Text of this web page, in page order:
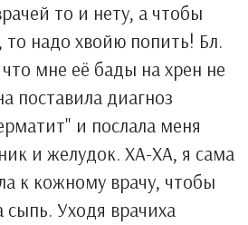
то и нету, а чтобы
надо хвойю попить! Бл.
что мне её бады на хрен не
поставила диагноз
и послала меня
и желудок. ХА-ХА, я сама
к кожному врачу, чтобы
сыпь. Уходя врачиха